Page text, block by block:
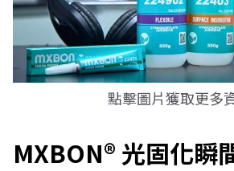
點擊圖片獲取更多
MXBON® 光固化瞬